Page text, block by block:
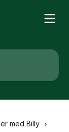
med Billy